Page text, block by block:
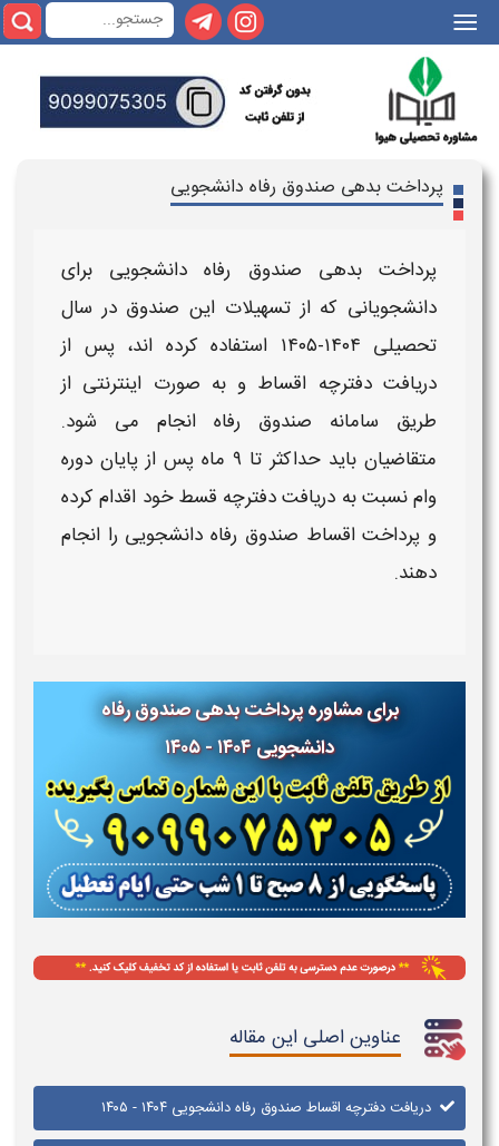
|||
پرداخت بدهی صندوق رفاه دانشجویی
پرداخت بدهی صندوق رفاه دانشجویی برای
دانشجویانی که از تسهیلات این صندوق در سال
تحصیلی ۱۴۰۴-۱۴۰۵ استفاده کرده‌ اند، پس از
دریافت دفترچه اقساط و به صورت اینترنتی از
طریق سامانه صندوق رفاه انجام می‌ شود.
متقاضیان باید حداکثر تا ۹ ماه پس از پایان دوره
وام نسبت به دریافتدفترچه قسط خود اقدام کرده
و پرداخت اقساط صندوق رفاه دانشجویی را انجام
دهند.
برای مشاوره پرداخت بدهی صندوق رفاه
دانشجویی ۱۴۰۴ - ۱۴۰۵
عناوین اصلی این مقاله
دریافت دفترچه اقساط صندوق رفاه دانشجویی ۱۴۰۴ - ۱۴۰۵